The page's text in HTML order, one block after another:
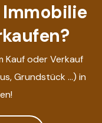
Kauf oder Verkauf
Grundstück ...) in